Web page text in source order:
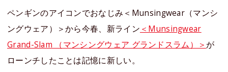
ペンギンのアイコンでおなじみ＜Munsingwear（マンシ
ングウェア）＞から今春、新ライン ＜Munsingwear
Grand-Slam （マンシングウェア グランドスラム）＞ が
ローンチしたことは記憶に新しい。